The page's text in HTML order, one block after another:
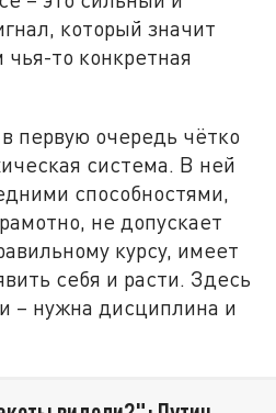
который значит
то конкретная
первую очередь чётко
система. В ней
способностями,
не допускает
курсу, имеет
себя и расти. Здесь
– нужна дисциплина и